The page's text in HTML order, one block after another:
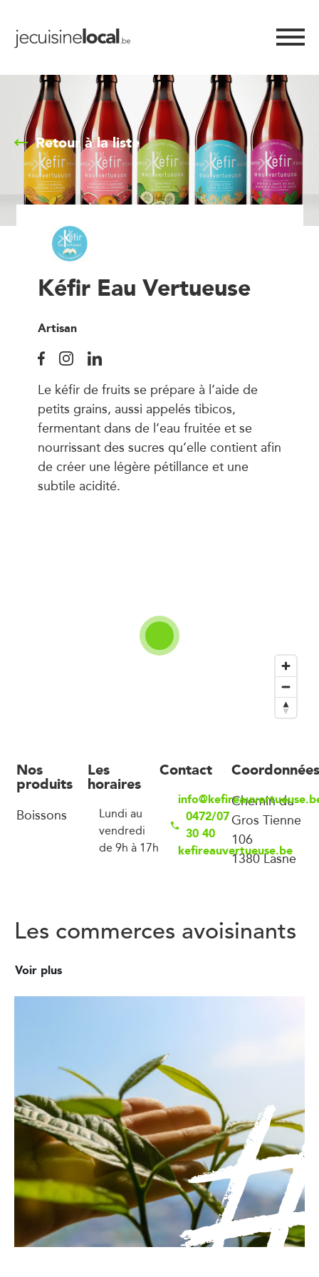
Retour à la liste
Kéfir Eau Vertueuse
Artisan
Le kéfir de fruits se prépare à l’aide de
petits grains, aussi appelés tibicos,
fermentant dans de l’eau fruitée et se
nourrissant des sucres qu’elle contient afin
de créer une légère pétillance et une
subtile acidité.
Nos
produits
Boissons
Les
horaires
Lundi au
vendredi
de 9h à 17h
Contact
0472/07
30 40
kefireauvertueuse.be
Coordonnées
Chemin du
Gros Tienne
106
1380 Lasne
Les commerces avoisinants
Voir plus